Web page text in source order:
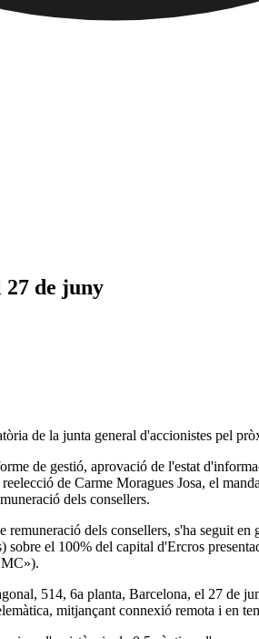
27 de juny
de la junta general d'accionistes pel
de gestió, aprovació de l'estat
de Carme Moragues Josa, el
dels consellers.
dels consellers, s'ha seguit
el 100% del capital d'Ercros
514, 6a planta, Barcelona, el 27 de
mitjançant connexió remota i en